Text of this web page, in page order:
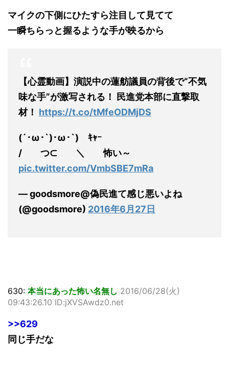
マイクの下側にひたすら注目して見てて
一瞬ちらっと握るような手が映るから
【心霊動画】演説中の蓮舫議員の背後で“不気
味な手”が激写される！ 民進党本部に直撃取
材！ https://t.co/tMfeODMjDS
(´･ω･`)･ω･`) ｷｬｰ
/ つ⊂ ＼ 怖い～
pic.twitter.com/VmbSBE7mRa
— goodsmore@偽民進て感じ悪いよね
(@goodsmore) 2016年6月27日
630: 本当にあった怖い名無し 2016/06/28(火)
09:43:26.10 ID:jXVSAwdz0.net
>>629
同じ手だな